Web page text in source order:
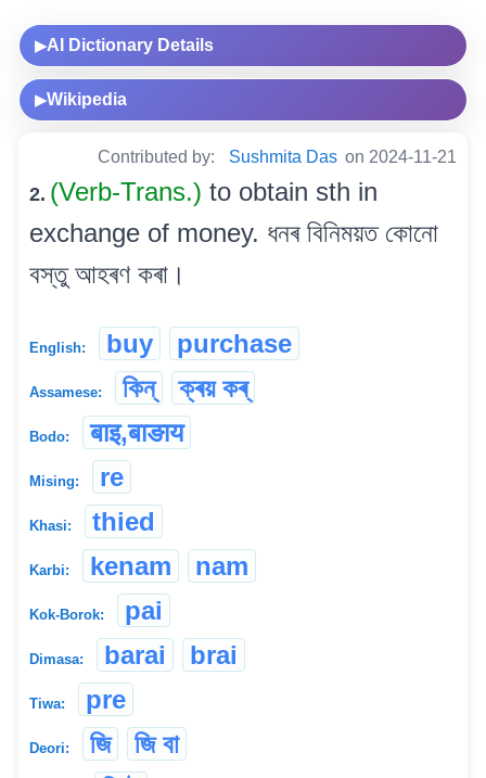
▶AI Dictionary Details
▶Wikipedia
Contributed by: Sushmita Das on 2024-11-21
2. (Verb-Trans.) to obtain sth in
exchange of money. ধনৰ বিনিময়ত কোনো
বস্তু আহৰণ কৰা।
English: buy purchase
Assamese: কিন্ ক্ৰয় কৰ্
Bodo: बाइ,बाङाय
Mising: re
Khasi: thied
Karbi: kenam nam
Kok-Borok: pai
Dimasa: barai brai
Tiwa: pre
Deori: জি
জি বা